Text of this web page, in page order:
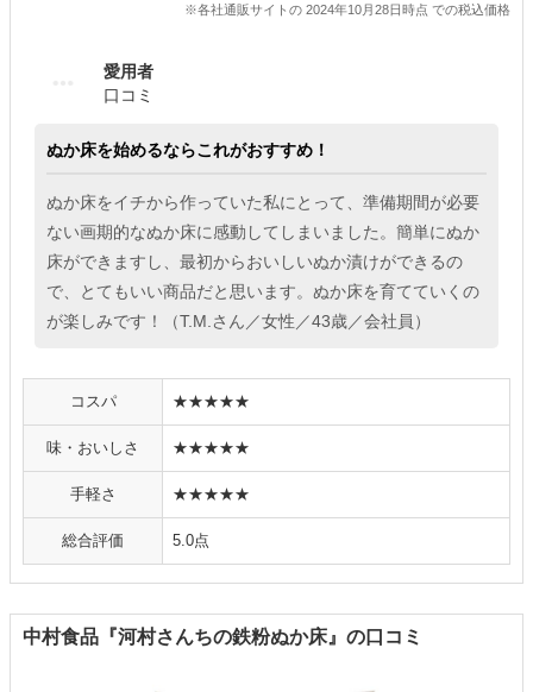
※各社通販サイトの 2024年10月28日時点 での税込価格
愛用者
口コミ
ぬか床を始めるならこれがおすすめ！
ぬか床をイチから作っていた私にとって、準備期間が必要
ない画期的なぬか床に感動してしまいました。簡単にぬか
床ができますし、最初からおいしいぬか漬けができるの
で、とてもいい商品だと思います。ぬか床を育てていくの
が楽しみです！（T.M.さん／女性／43歳／会社員）
コスパ ★★★★★
味・おいしさ ★★★★★
手軽さ ★★★★★
総合評価 5.0点
中村食品『河村さんちの鉄粉ぬか床』の口コミ